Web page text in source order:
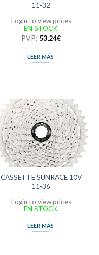
11-32
Login to view prices
EN STOCK
PVP: 53,24€
LEER MÁS
CASSETTE SUNRACE 10V
11-36
Login to view prices
EN STOCK
LEER MÁS